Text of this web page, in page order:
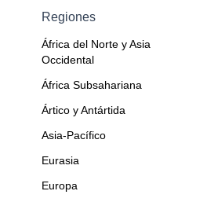
Regiones
África del Norte y Asia
Occidental
África Subsahariana
Ártico y Antártida
Asia-Pacífico
Eurasia
Europa